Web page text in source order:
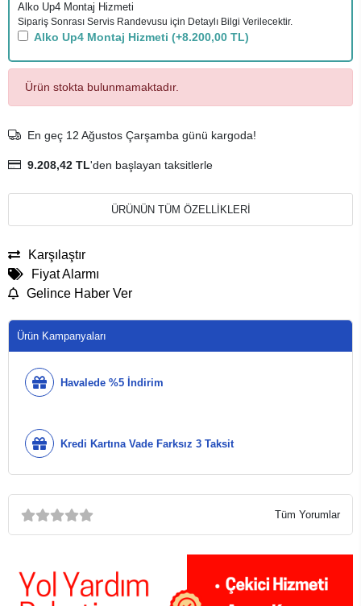
Alko Up4 Montaj Hizmeti
Sipariş Sonrası Servis Randevusu için Detaylı Bilgi Verilecektir.
Alko Up4 Montaj Hizmeti (+8.200,00 TL)
Ürün stokta bulunmamaktadır.
En geç 12 Ağustos Çarşamba günü kargoda!
9.208,42 TL'den başlayan taksitlerle
ÜRÜNÜN TÜM ÖZELLİKLERİ
Karşılaştır
Fiyat Alarmı
Gelince Haber Ver
Ürün Kampanyaları
Havalede %5 İndirim
Kredi Kartına Vade Farksız 3 Taksit
Tüm Yorumlar